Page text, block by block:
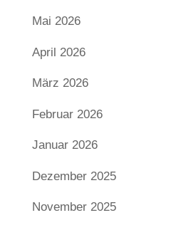
Mai 2026
April 2026
März 2026
Februar 2026
Januar 2026
Dezember 2025
November 2025